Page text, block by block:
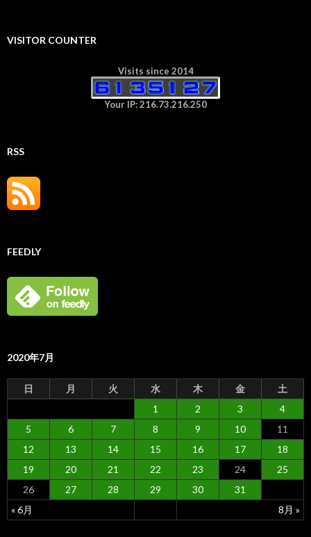
VISITOR COUNTER
Visits since 2014
Your IP: 216.73.216.250
RSS
FEEDLY
2020年7月
日 月 火 水 木 金 土
« 6月 8月 »
1 2 3
4
5
6 7 8 9 10
11
12
13 14 15 16 17
18
19
20 21 22 23 24
25
26
27 28 29 30 31